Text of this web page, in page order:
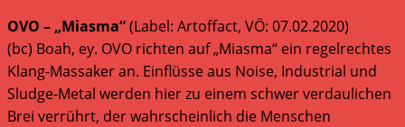
OVO – „Miasma“(Label: Artoffact, VÖ: 07.02.2020)
(bc) Boah, ey. OVO richten auf „Miasma“ ein regelrechtes
Klang-Massaker an. Einflüsse aus Noise, Industrial und
Sludge-Metal werden hier zu einem schwer verdaulichen
Brei verrührt, der wahrscheinlich die Menschen